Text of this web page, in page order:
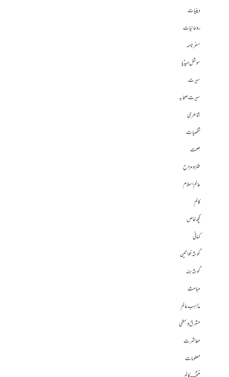
دینیات
روحانیات
سفرنامہ
سوشل میڈیا
سیرت
سیرت صحابہ
شاعری
شخصیات
صحت
طنز و مزاح
عالم اسلام
کالم
کچھ خاص
کہانی
گوشہ خواتین
گوشہ ہند
مباحث
مذاہب عالم
مشرق وسطی
معاشرت
معلومات